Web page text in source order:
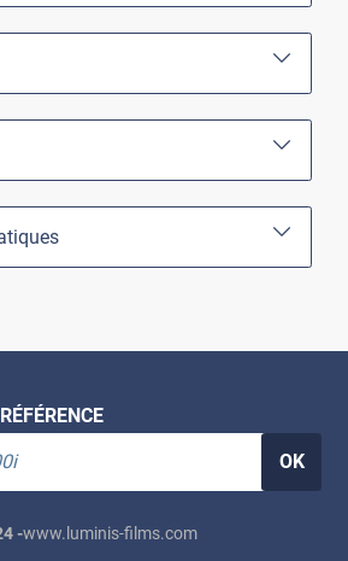
OK
-www.luminis-films.com